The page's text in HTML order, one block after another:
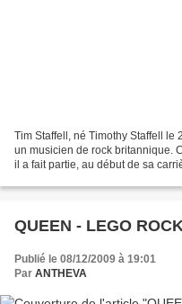
Tim Staffell, né Timothy Staffell le
un musicien de rock britannique.
il a fait partie, au début de sa
QUEEN - LEGO
Publié le 08/12/2009 à 19:01
Par ANTHEVA